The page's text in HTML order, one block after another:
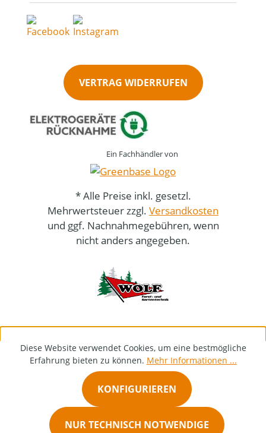
VERTRAG WIDERRUFEN
Ein Fachhändler von
* Alle Preise inkl. gesetzl.
Mehrwertsteuer zzgl. Versandkosten
und ggf. Nachnahmegebühren, wenn
nicht anders angegeben.
Diese Website verwendet Cookies, um eine bestmögliche
Erfahrung bieten zu können. Mehr Informationen ...
NUR TECHNISCH NOTWENDIGE
KONFIGURIEREN